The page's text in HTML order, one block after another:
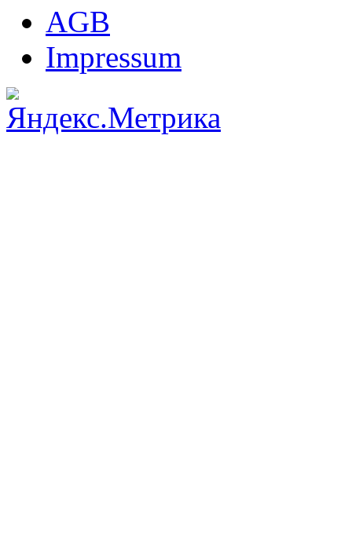
AGB
Impressum